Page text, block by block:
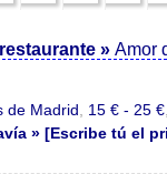
» Amor
de Madrid, 15 € - 25 €
» [Escribe tú el